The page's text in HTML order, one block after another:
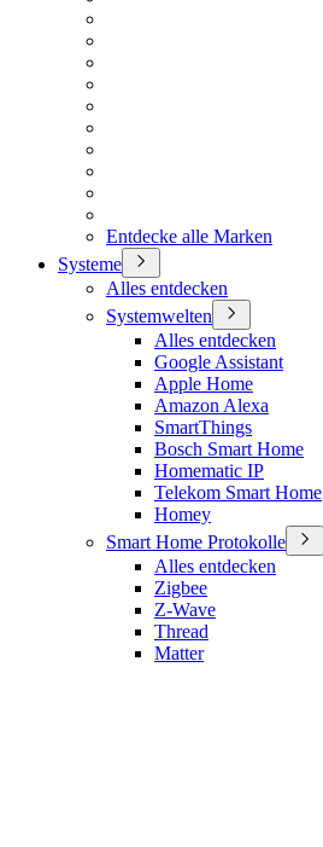
Entdecke alle Marken
Systeme
Alles entdecken
Systemwelten
Alles entdecken
Google Assistant
Apple Home
Amazon Alexa
SmartThings
Bosch Smart Home
Homematic IP
Telekom Smart Home
Homey
Smart Home Protokolle
Alles entdecken
Zigbee
Z-Wave
Thread
Matter